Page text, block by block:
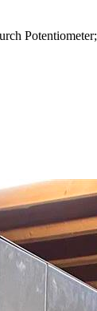
Potentiometer;